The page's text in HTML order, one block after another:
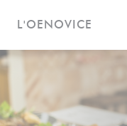
L'OENOVICE